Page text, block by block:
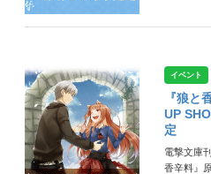
イベント
『狼と
UP
定
電撃文庫
香辛料』